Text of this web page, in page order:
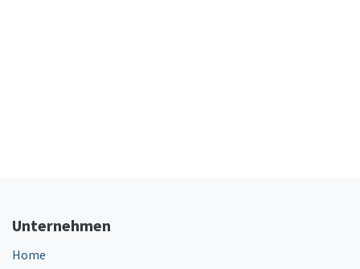
Unternehmen
Home